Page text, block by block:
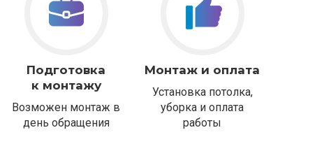
Подготовка
к монтажу
Возможен монтаж в
день обращения
Монтаж и оплата
Установка потолка,
уборка и оплата
работы